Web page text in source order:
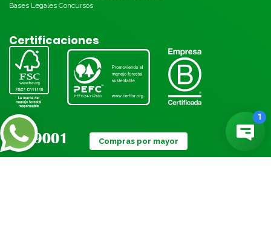
Bases Legales Concursos
Certificaciones
Compras por mayor